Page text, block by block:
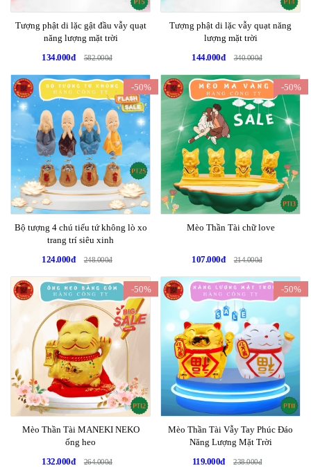
Tượng phật di lặc gật đầu vẫy quạt
năng lượng mặt trời
134.000đ
582.000đ
Tượng phật di lặc vẫy quạt năng
lượng mặt trời
144.000đ
340.000đ
-50%
Bộ tượng 4 chú tiểu tứ không lò xo
trang trí siêu xinh
124.000đ
248.000đ
-50%
Mèo Thần Tài chữ love
107.000đ 214.000đ
-50%
Mèo Thần Tài MANEKI NEKO
ống heo
132.000đ
264.000đ
-50%
Mèo Thần Tài Vẫy Tay Phúc Đáo
Năng Lượng Mặt Trời
119.000đ
238.000đ